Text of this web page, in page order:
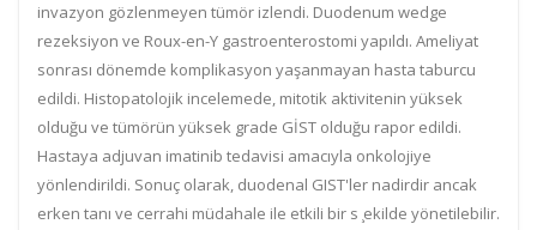
invazyon gözlenmeyen tümör izlendi. Duodenum wedge
rezeksiyon ve Roux-en-Y gastroenterostomi yapıldı. Ameliyat
sonrası dönemde komplikasyon yaşanmayan hasta taburcu
edildi. Histopatolojik incelemede, mitotik aktivitenin yüksek
olduğu ve tümörün yüksek grade GİST olduğu rapor edildi.
Hastaya adjuvan imatinib tedavisi amacıyla onkolojiye
yönlendirildi. Sonuç olarak, duodenal GIST'ler nadirdir ancak
erken tanı ve cerrahi müdahale ile etkili bir s ̧ekilde yönetilebilir.